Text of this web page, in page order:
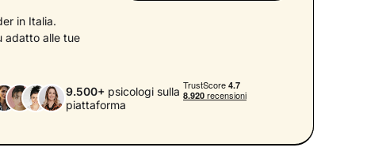
in Italia.
adatto alle tue
9.500+psicologi sulla
piattaforma